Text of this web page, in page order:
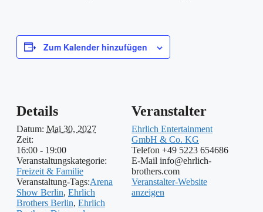
Zum Kalender hinzufügen
Details
Datum: Mai 30, 2027
Zeit:
16:00 - 19:00
Veranstaltungskategorie:
Freizeit & Familie
Veranstaltung-Tags:Arena
Show Berlin, Ehrlich
Brothers Berlin, Ehrlich
Veranstalter
Ehrlich Entertainment
GmbH & Co. KG
Telefon +49 5223 654686
E-Mail info@ehrlich-
brothers.com
Veranstalter-Website
anzeigen